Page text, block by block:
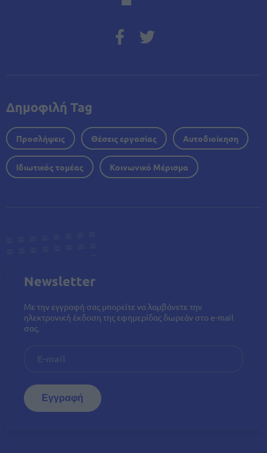
Δημοφιλή Tag
Προσλήψεις Θέσεις εργασίας Αυτοδιοίκηση
Ιδιωτικός τομέας Κοινωνικό Μέρισμα
Newsletter
Με την εγγραφή σας μπορείτε να λαμβάνετε την
ηλεκτρονική έκδοση της εφημερίδας δωρεάν στο e-mail
σας.